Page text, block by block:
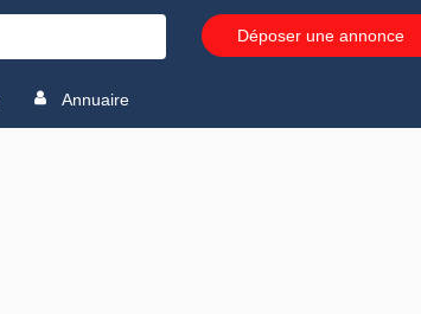
Déposer une annonce
Annuaire